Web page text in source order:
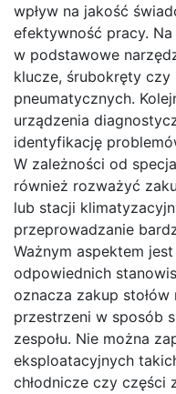
wpływ na jakość
efektywność pracy.
w podstawowe
klucze, śrubokręty czy
pneumatycznych.
urządzenia
identyfikację
W zależności od
również rozważyć
lub stacji
przeprowadzanie
Ważnym aspektem
odpowiednich
oznacza zakup
przestrzeni w sposób
zespołu. Nie można
eksploatacyjnych
chłodnicze czy części